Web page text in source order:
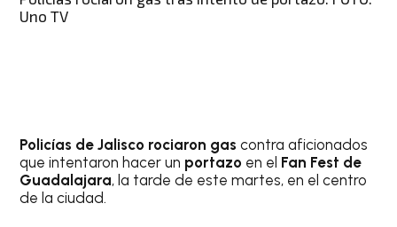
Uno TV
Policías de Jalisco rociaron gas contra aficionados
que intentaron hacer un portazo en el Fan Fest de
Guadalajara, la tarde de este martes, en el centro
de la ciudad.